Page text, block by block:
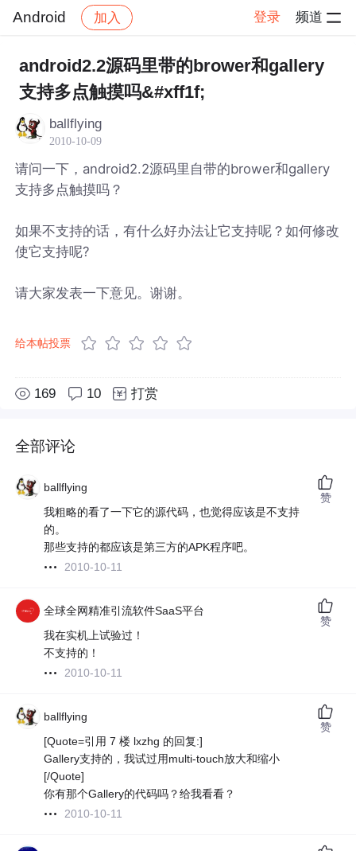
Android 加入 登录 频道
Android 帖子详情
android2.2源码里带的brower和gallery
支持多点触摸吗&#xff1f;
ballflying
2010-10-09
请问一下，android2.2源码里自带的brower和gallery
支持多点触摸吗？
如果不支持的话，有什么好办法让它支持呢？如何修改
使它支持呢?
请大家发表一下意见。谢谢。
给本帖投票
169 10 打赏
全部评论
ballflying
我粗略的看了一下它的源代码，也觉得应该是不支持
的。
那些支持的都应该是第三方的APK程序吧。
2010-10-11
赞
全球全网精准引流软件SaaS平台
我在实机上试验过！
不支持的！
2010-10-11
赞
ballflying
[Quote=引用 7 楼 lxzhg 的回复:]
Gallery支持的，我试过用multi-touch放大和缩小
[/Quote]
你有那个Gallery的代码吗？给我看看？
2010-10-11
赞